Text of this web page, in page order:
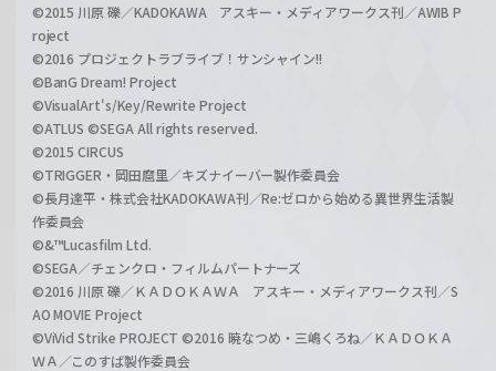
©2015 川原 礫／KADOKAWA アスキー・メディアワークス刊／AWIB P
roject
©2016 プロジェクトラブライブ！サンシャイン!!
©BanG Dream! Project
©VisualArt's/Key/Rewrite Project
©ATLUS ©SEGA All rights reserved.
©2015 CIRCUS
©TRIGGER・岡田麿里／キズナイーバー製作委員会
©長月達平・株式会社KADOKAWA刊／Re:ゼロから始める異世界生活製
作委員会
©&™Lucasfilm Ltd.
©SEGA／チェンクロ・フィルムパートナーズ
©2016 川原 礫／ＫＡＤＯＫＡＷＡ アスキー・メディアワークス刊／S
AO MOVIE Project
©ViVid Strike PROJECT ©2016 暁なつめ・三嶋くろね／ＫＡＤＯＫＡ
ＷＡ／このすば製作委員会